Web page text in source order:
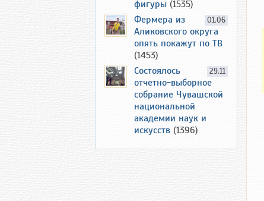
фигуры (1535)
01.06
Фермера из
Аликовского округа
опять покажут по ТВ
(1453)
29.11
Состоялось
отчетно-выборное
собрание Чувашской
национальной
академии наук и
искусств (1396)